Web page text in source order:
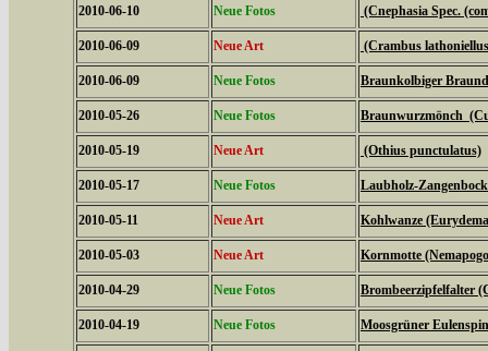
2010-06-10 Neue Fotos (Cnephasia Spec.
2010-06-09 Neue Art (Crambus
2010-06-09 Neue Fotos Braunkolbiger
2010-05-26 Neue Fotos Braunwurzmönch
2010-05-19 Neue Art (Othius punctulatus)
2010-05-17 Neue Fotos Laubholz-
2010-05-11 Neue Art Kohlwanze
2010-05-03 Neue Art Kornmotte
2010-04-29 Neue Fotos Brombeerzipfelfalter
2010-04-19 Neue Fotos Moosgrüner